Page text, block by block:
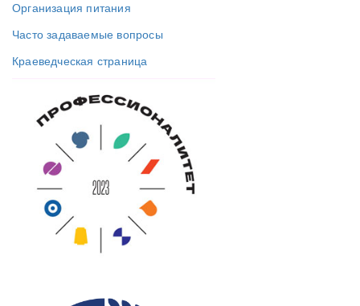
Организация питания
Часто задаваемые вопросы
Краеведческая страница